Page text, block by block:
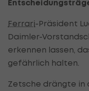
Ferrari-Präsident
Daimler-
erkennen lassen,
gefährlich halten.
Zetsche drängte in